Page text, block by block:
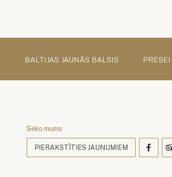
BALTIJAS JAUNĀS BALSIS PRESEI
Seko mums
PIERAKSTĪTIES JAUNUMIEM